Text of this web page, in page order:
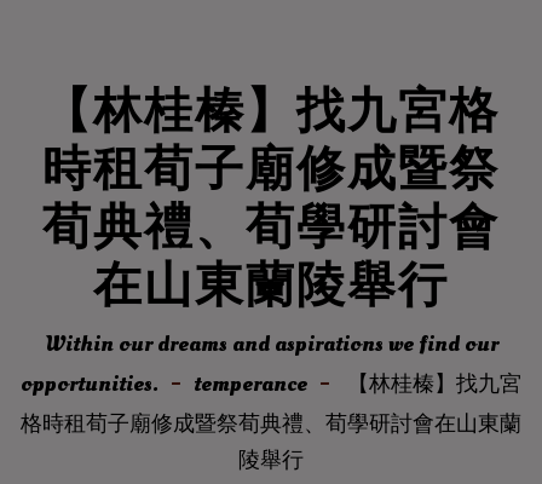
【林桂榛】找九宮格
時租荀子廟修成暨祭
荀典禮、荀學研討會
在山東蘭陵舉行
Within our dreams and aspirations we find our
opportunities.
temperance
【林桂榛】找九宮
格時租荀子廟修成暨祭荀典禮、荀學研討會在山東蘭
陵舉行